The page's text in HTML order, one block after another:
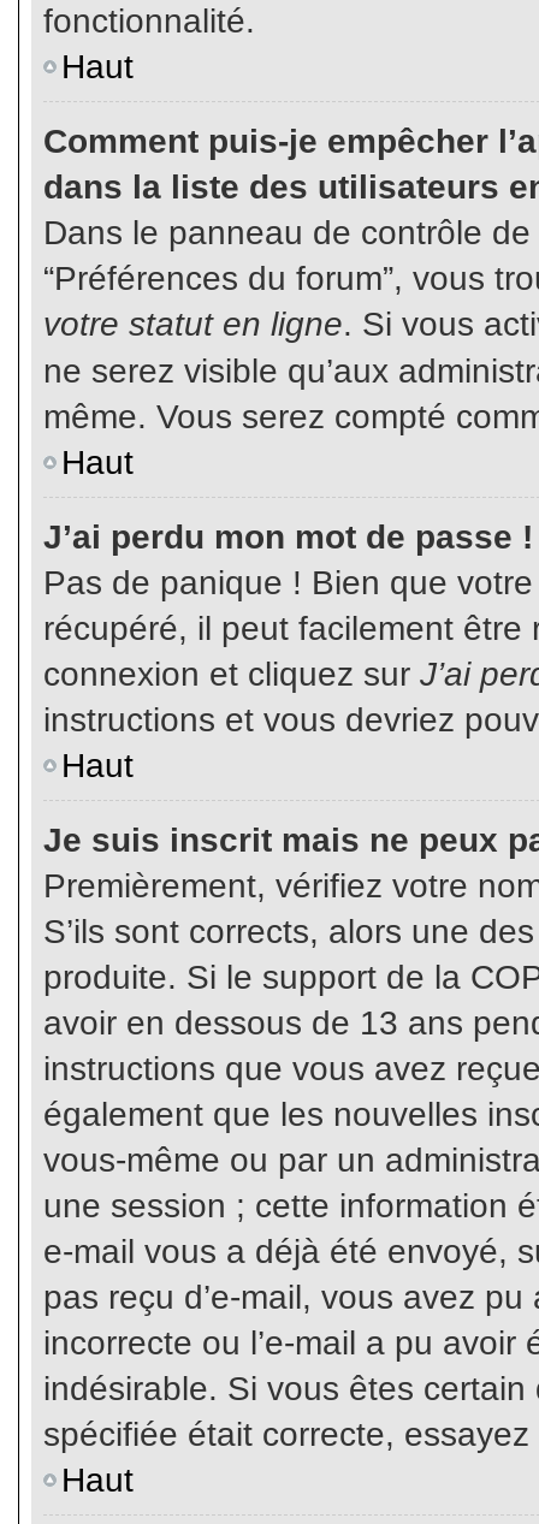
fonctionnalité.
Haut
Comment puis-je empêcher
dans la liste des utilisateurs
Dans le panneau de contrôle
“Préférences du forum”, vous
votre statut en ligne. Si vous
ne serez visible qu’aux
même. Vous serez compté
Haut
J’ai perdu mon mot de passe !
Pas de panique ! Bien que
récupéré, il peut facilement
connexion et cliquez sur J’ai
instructions et vous devriez
Haut
Je suis inscrit mais ne peux
Premièrement, vérifiez votre
S’ils sont corrects, alors une
produite. Si le support de la
avoir en dessous de 13 ans
instructions que vous avez
également que les nouvelles
vous-même ou par un
une session ; cette information
e-mail vous a déjà été envoyé,
pas reçu d’e-mail, vous avez
incorrecte ou l’e-mail a pu
indésirable. Si vous êtes
spécifiée était correcte,
Haut